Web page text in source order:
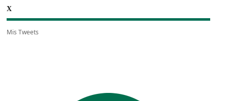
X
Mis Tweets